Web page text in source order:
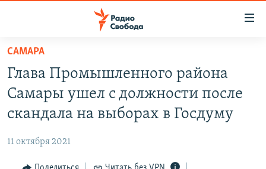
упрощенного
доступа
Вернуться
основному
Вернутся
ПОДКАСТЫ
АВТОРСКИЕ ПРОЕКТЫ
МНЕНИЯ
САМАРА
Глава Промышленного района
Самары ушел с должности после
скандала на выборах в Госдуму
11 октября 2021